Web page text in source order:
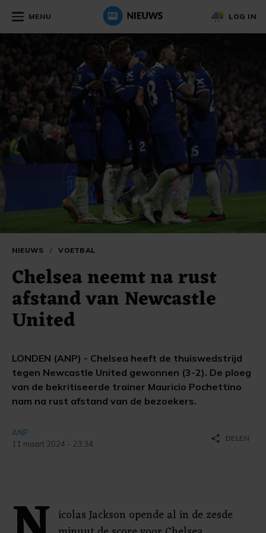
MENU LOG IN
NIEUWS / VOETBAL
Chelsea neemt na rust
afstand van Newcastle
United
LONDEN (ANP) - Chelsea heeft de thuiswedstrijd
tegen Newcastle United gewonnen (3-2). De ploeg
van de bekritiseerde trainer Mauricio Pochettino
nam na rust afstand van de bezoekers.
ANP
11 maart 2024 - 23:34
share DELEN
icolas Jackson opende al in de zesde